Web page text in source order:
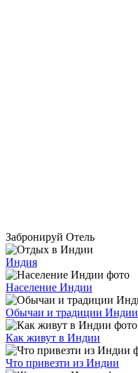
Забронируй Отель
Индия
Население Индии
Обычаи и традиции Индии
Как живут в Индии
Что привезти из Индии